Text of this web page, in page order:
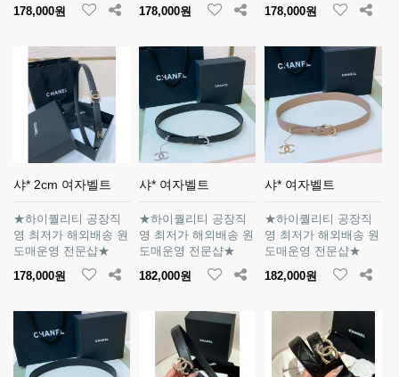
178,000원
178,000원
178,000원
샤* 2cm 여자벨트
★하이퀄리티 공장직
영 최저가 해외배송 원
도매운영 전문샵★
178,000원
샤* 여자벨트
★하이퀄리티 공장직
영 최저가 해외배송 원
도매운영 전문샵★
182,000원
샤* 여자벨트
★하이퀄리티 공장직
영 최저가 해외배송 원
도매운영 전문샵★
182,000원